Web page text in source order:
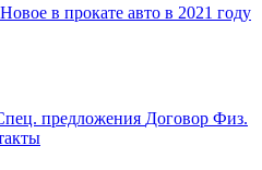
в прокате авто в 2021 году
предложения Договор Физ.